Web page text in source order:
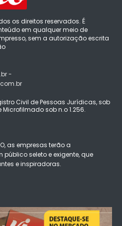
os direitos reservados. É
em qualquer meio de
sem a autorização escrita
-
Civil de Pessoas Jurídicas, sob
Microfilmado sob n.o 1.256.
as empresas terão a
seleto e exigente, que
e inspiradoras.